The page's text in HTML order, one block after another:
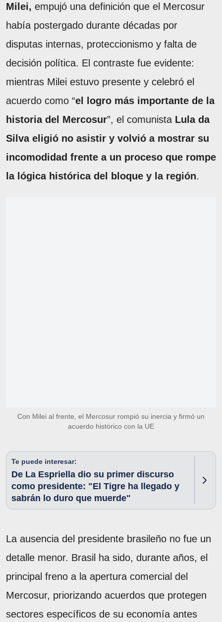
Milei, empujó una definición que el Mercosur
había postergado durante décadas por
disputas internas, proteccionismo y falta de
decisión política. El contraste fue evidente:
mientras Milei estuvo presente y celebró el
acuerdo como “el logro más importante de la
historia del Mercosur”, el comunista Lula da
Silva eligió no asistir y volvió a mostrar su
incomodidad frente a un proceso que rompe
la lógica histórica del bloque y la región.
Con Milei al frente, el Mercosur rompió su inercia y firmó un
acuerdo histórico con la UE
Te puede interesar:
De La Espriella dio su primer discurso
como presidente: "El Tigre ha llegado y
sabrán lo duro que muerde"
La ausencia del presidente brasileño no fue un
detalle menor. Brasil ha sido, durante años, el
principal freno a la apertura comercial del
Mercosur, priorizando acuerdos que protegen
sectores específicos de su economía antes